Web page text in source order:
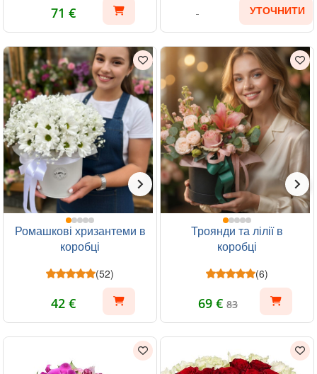
71 € УТОЧНИТИ
Ромашкові хризантеми в
коробці
(52)
42 €
Троянди та лілії в
коробці
(6)
69 € 83